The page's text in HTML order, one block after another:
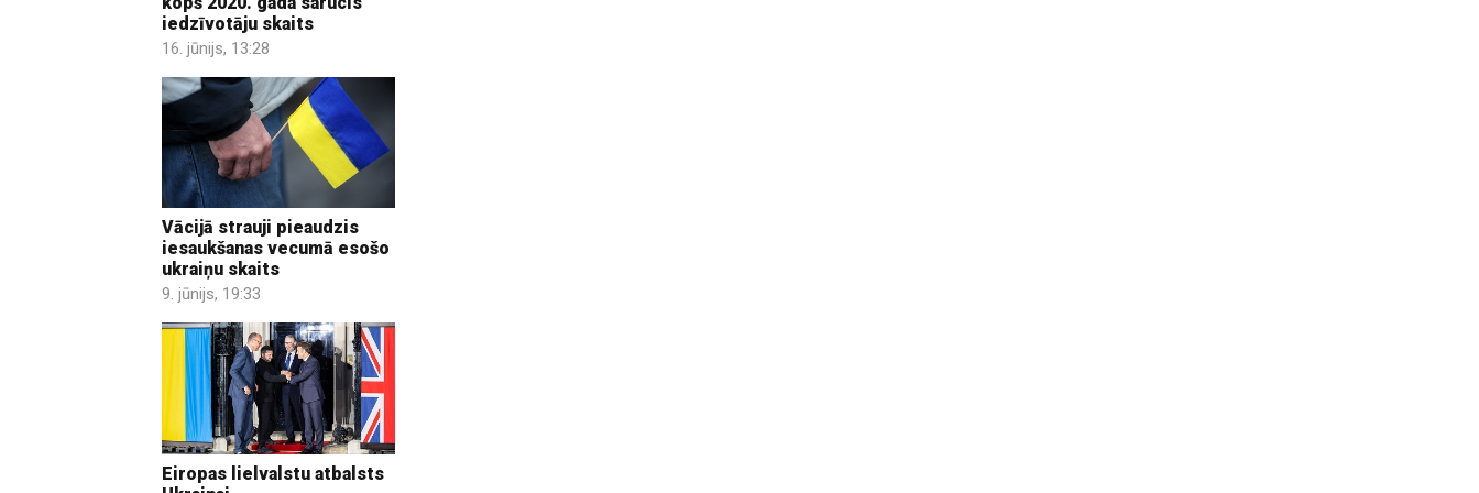
iedzīvotāju skaits
16. jūnijs, 13:28
Vācijā strauji pieaudzis
iesaukšanas vecumā esošo
ukraiņu skaits
9. jūnijs, 19:33
Eiropas lielvalstu atbalsts